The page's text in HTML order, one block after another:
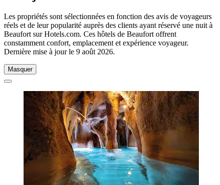
Les propriétés sont sélectionnées en fonction des avis de voyageurs
réels et de leur popularité auprès des clients ayant réservé une nuit à
Beaufort sur Hotels.com. Ces hôtels de Beaufort offrent
constamment confort, emplacement et expérience voyageur.
Dernière mise à jour le 9 août 2026.
Masquer